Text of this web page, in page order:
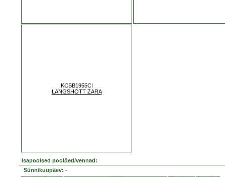
KCSB1955CI
LANGSHOTT ZARA
Isapoolsed poolõed/vennad:
Sünnikuupäev: -